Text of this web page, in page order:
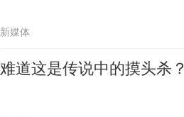
新媒体
难道这是传说中的摸头杀？